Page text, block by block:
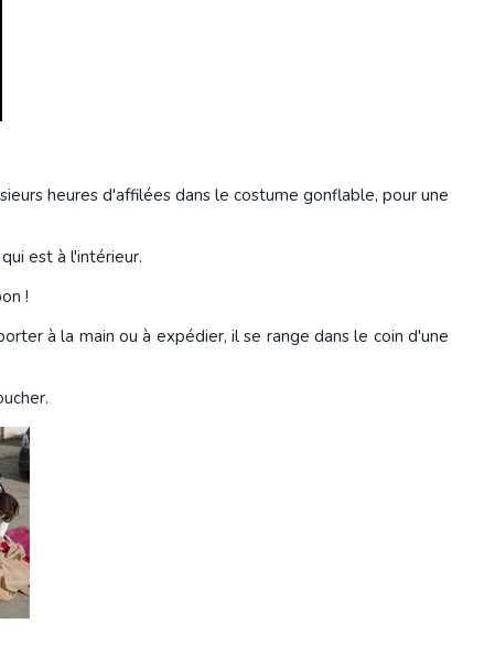
heures d'affilées dans le costume gonflable, pour une
est à l'intérieur.
!
à la main ou à expédier, il se range dans le coin d'une